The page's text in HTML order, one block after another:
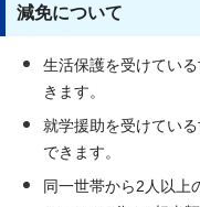
減免について
生活保護を受けてい
きます。
就学援助を受けてい
できます。
同一世帯から2人以上